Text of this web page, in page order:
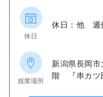
休日
休日：他 週
就業場所
新潟県長岡
階 『串カツ